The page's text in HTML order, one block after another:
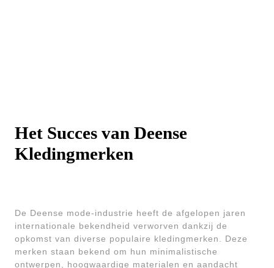
Het Succes van Deense
Kledingmerken
De Deense mode-industrie heeft de afgelopen jaren
internationale bekendheid verworven dankzij de
opkomst van diverse populaire kledingmerken. Deze
merken staan bekend om hun minimalistische
ontwerpen, hoogwaardige materialen en aandacht